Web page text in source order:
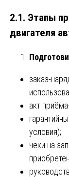
2.1. Этапы
двигателя
заказ-
акт
условия);
чеки на